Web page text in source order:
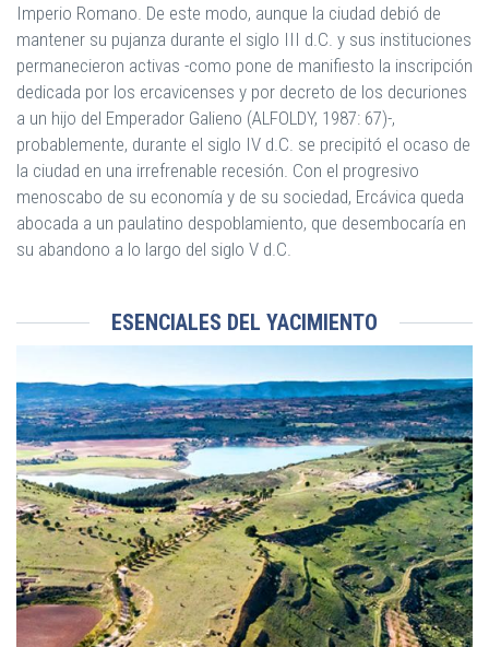
Imperio Romano. De este modo, aunque la ciudad debió de
mantener su pujanza durante el siglo III d.C. y sus instituciones
permanecieron activas -como pone de manifiesto la inscripción
dedicada por los ercavicenses y por decreto de los decuriones
a un hijo del Emperador Galieno (ALFOLDY, 1987: 67)-,
probablemente, durante el siglo IV d.C. se precipitó el ocaso de
la ciudad en una irrefrenable recesión. Con el progresivo
menoscabo de su economía y de su sociedad, Ercávica queda
abocada a un paulatino despoblamiento, que desembocaría en
su abandono a lo largo del siglo V d.C.
ESENCIALES DEL YACIMIENTO